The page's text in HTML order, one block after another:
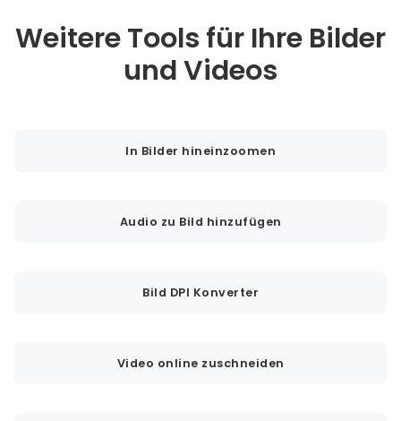
Weitere Tools für Ihre Bilder
und Videos
In Bilder hineinzoomen
Audio zu Bild hinzufügen
Bild DPI Konverter
Video online zuschneiden